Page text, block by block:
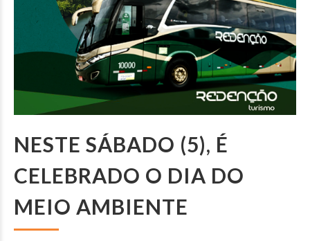
NESTE SÁBADO (5), É
CELEBRADO O DIA DO
MEIO AMBIENTE